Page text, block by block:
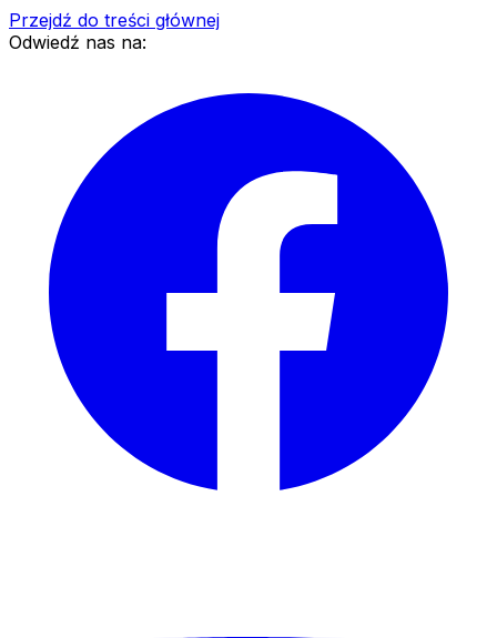
Przejdź do treści głównej
Odwiedź nas na: